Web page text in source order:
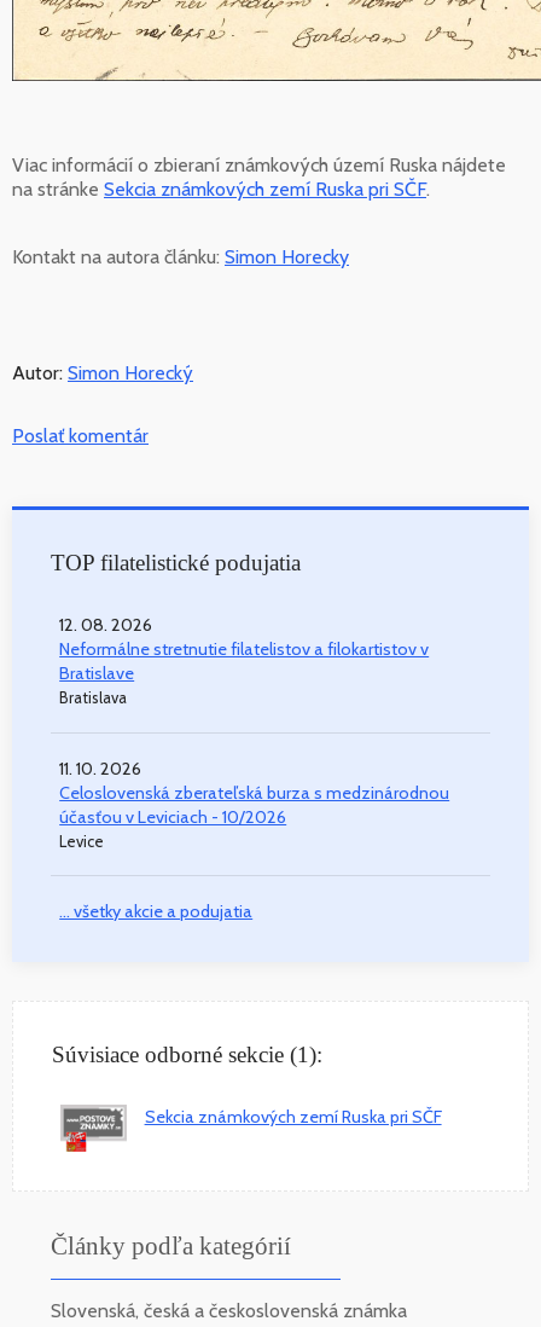
Viac informácií o zbieraní známkových území Ruska nájdete
na stránke Sekcia známkových zemí Ruska pri SČF.
Kontakt na autora článku: Simon Horecky
Autor: Simon Horecký
Poslať komentár
TOP filatelistické podujatia
12. 08. 2026
Neformálne stretnutie filatelistov a filokartistov v
Bratislave
Bratislava
11. 10. 2026
Celoslovenská zberateľská burza s medzinárodnou
účasťou v Leviciach - 10/2026
Levice
... všetky akcie a podujatia
Súvisiace odborné sekcie (1):
Sekcia známkových zemí Ruska pri SČF
Články podľa kategórií
Slovenská, česká a československá známka